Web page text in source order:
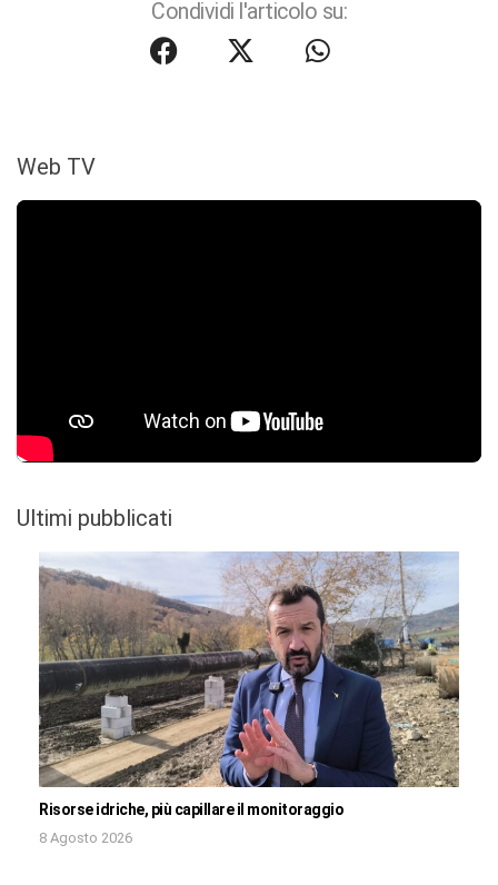
Condividi l'articolo su:
Web TV
Ultimi pubblicati
Risorse idriche, più capillare il monitoraggio
8 Agosto 2026